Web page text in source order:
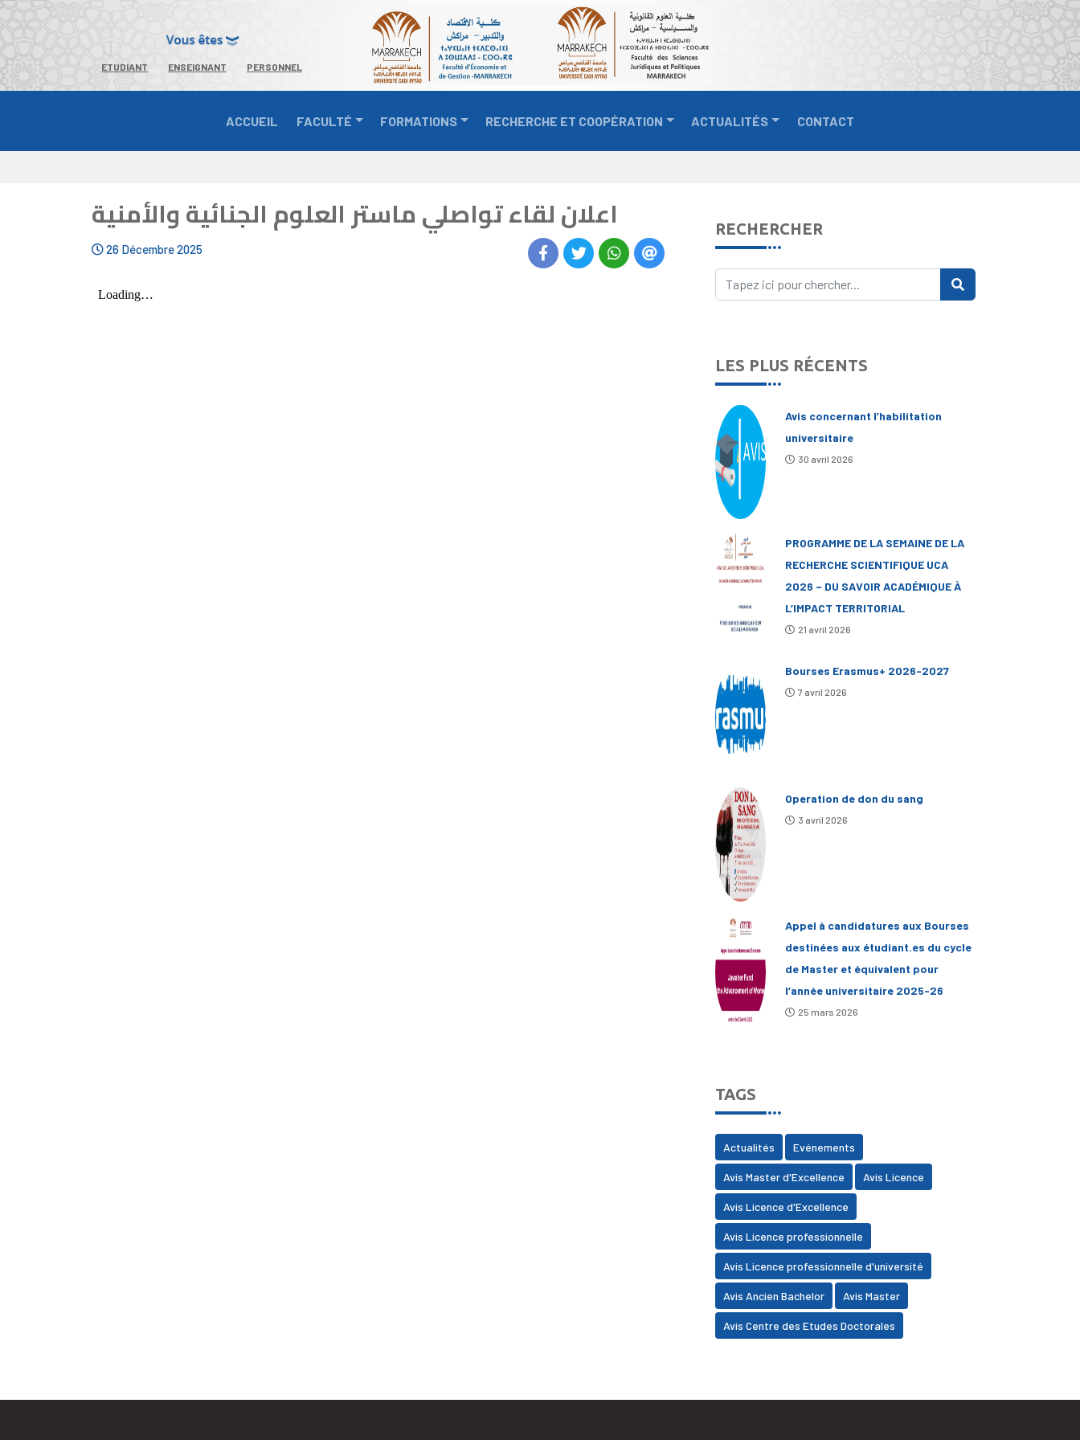
ETUDIANT ENSEIGNANT PERSONNEL
ACCUEIL FACULTÉ FORMATIONS RECHERCHE ET COOPÉRATION ACTUALITÉS CONTACT
اعلان لقاء تواصلي ماستر العلوم الجنائية والأمنية
26 Décembre 2025
RECHERCHER
LES PLUS RÉCENTS
Avis concernant l’habilitation
universitaire
30 avril 2026
PROGRAMME DE LA SEMAINE DE LA
RECHERCHE SCIENTIFIQUE UCA
2026 – DU SAVOIR ACADÉMIQUE À
L’IMPACT TERRITORIAL
21 avril 2026
Bourses Erasmus+ 2026-2027
7 avril 2026
Operation de don du sang
3 avril 2026
Appel à candidatures aux Bourses
destinées aux étudiant.es du cycle
de Master et équivalent pour
l’année universitaire 2025-26
25 mars 2026
TAGS
Actualités Evénements
Avis Master d'Excellence Avis Licence
Avis Licence d'Excellence
Avis Licence professionnelle
Avis Licence professionnelle d'université
Avis Ancien Bachelor Avis Master
Avis Centre des Etudes Doctorales